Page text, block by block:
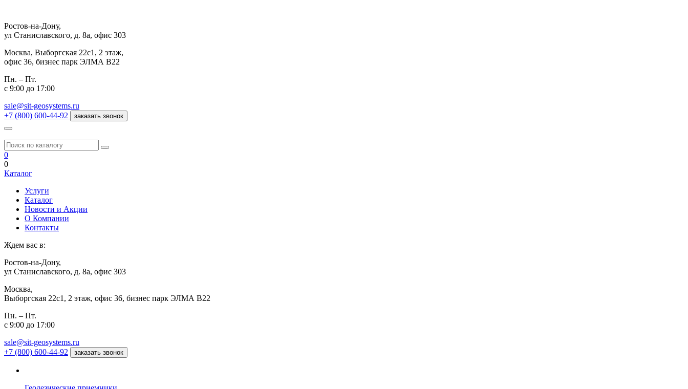
Ростов-на-Дону,
ул Станиславского, д. 8а, офис 303
Москва, Выборгская 22с1, 2 этаж,
офис 36, бизнес парк ЭЛМА В22
Пн. – Пт.
с 9:00 до 17:00
sale@sit-geosystems.ru
+7 (800) 600-44-92
заказать звонок
0
0
Каталог
Услуги
Каталог
Новости и Акции
О Компании
Контакты
Ждем вас в:
Ростов-на-Дону,
ул Станиславского, д. 8а, офис 303
Москва,
Выборгская 22с1, 2 этаж, офис 36, бизнес парк ЭЛМА В22
Пн. – Пт.
с 9:00 до 17:00
sale@sit-geosystems.ru
+7 (800) 600-44-92
заказать звонок